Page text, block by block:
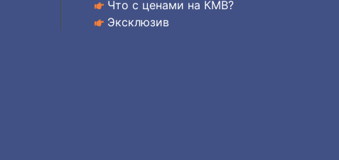
Что с ценами на КМВ?
Эксклюзив